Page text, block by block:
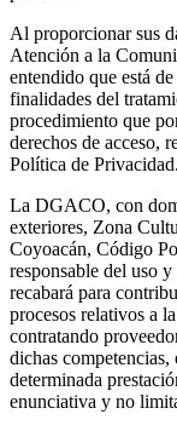
Al proporcionar sus
Atención a la
entendido que está
finalidades del
procedimiento que
derechos de acceso,
Política de Privacidad.
La DGACO, con
exteriores, Zona
Coyoacán, Código
responsable del uso
recabará para
procesos relativos a
contratando
dichas
determinada
enunciativa y no